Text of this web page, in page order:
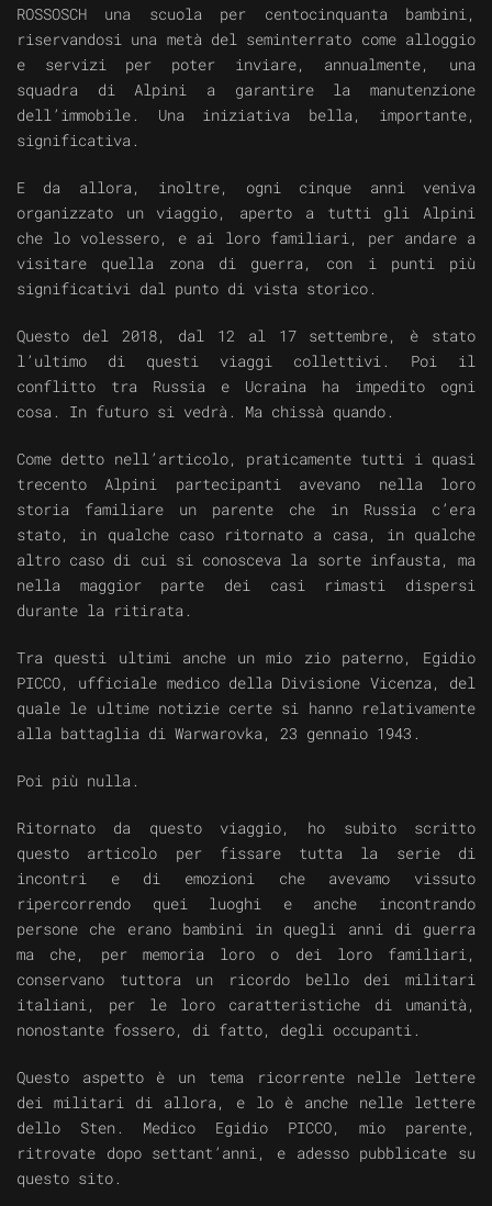
ROSSOSCH una scuola per centocinquanta bambini,
riservandosi una metà del seminterrato come alloggio
e servizi per poter inviare, annualmente, una
squadra di Alpini a garantire la manutenzione
dell’immobile. Una iniziativa bella, importante,
significativa.
E da allora, inoltre, ogni cinque anni veniva
organizzato un viaggio, aperto a tutti gli Alpini
che lo volessero, e ai loro familiari, per andare a
visitare quella zona di guerra, con i punti più
significativi dal punto di vista storico.
Questo del 2018, dal 12 al 17 settembre, è stato
l’ultimo di questi viaggi collettivi. Poi il
conflitto tra Russia e Ucraina ha impedito ogni
cosa. In futuro si vedrà. Ma chissà quando.
Come detto nell’articolo, praticamente tutti i quasi
trecento Alpini partecipanti avevano nella loro
storia familiare un parente che in Russia c’era
stato, in qualche caso ritornato a casa, in qualche
altro caso di cui si conosceva la sorte infausta, ma
nella maggior parte dei casi rimasti dispersi
durante la ritirata.
Tra questi ultimi anche un mio zio paterno, Egidio
PICCO, ufficiale medico della Divisione Vicenza, del
quale le ultime notizie certe si hanno relativamente
alla battaglia di Warwarovka, 23 gennaio 1943.
Poi più nulla.
Ritornato da questo viaggio, ho subito scritto
questo articolo per fissare tutta la serie di
incontri e di emozioni che avevamo vissuto
ripercorrendo quei luoghi e anche incontrando
persone che erano bambini in quegli anni di guerra
ma che, per memoria loro o dei loro familiari,
conservano tuttora un ricordo bello dei militari
italiani, per le loro caratteristiche di umanità,
nonostante fossero, di fatto, degli occupanti.
Questo aspetto è un tema ricorrente nelle lettere
dei militari di allora, e lo è anche nelle lettere
dello Sten. Medico Egidio PICCO, mio parente,
ritrovate dopo settant’anni, e adesso pubblicate su
questo sito.